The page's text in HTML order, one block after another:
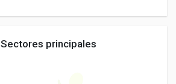
Sectores principales